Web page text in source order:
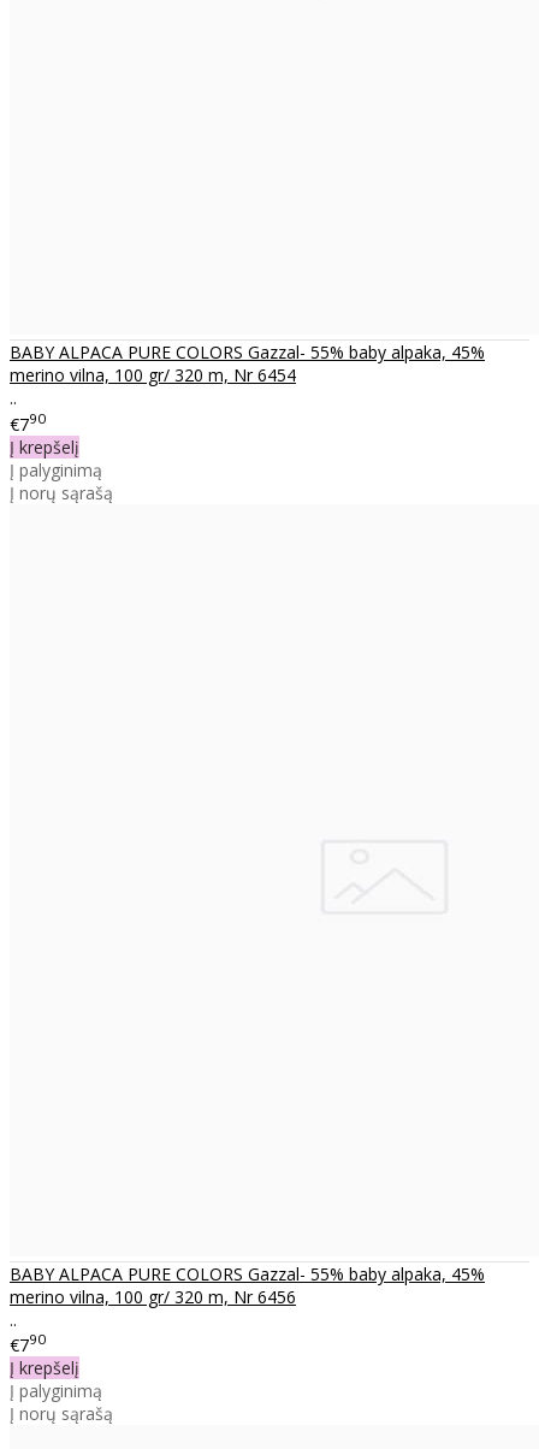
BABY ALPACA PURE COLORS Gazzal- 55% baby alpaka, 45%
merino vilna, 100 gr/ 320 m, Nr 6454
..
€790
Į krepšelį
Į palyginimą
Į norų sąrašą
BABY ALPACA PURE COLORS Gazzal- 55% baby alpaka, 45%
merino vilna, 100 gr/ 320 m, Nr 6456
..
€790
Į krepšelį
Į palyginimą
Į norų sąrašą